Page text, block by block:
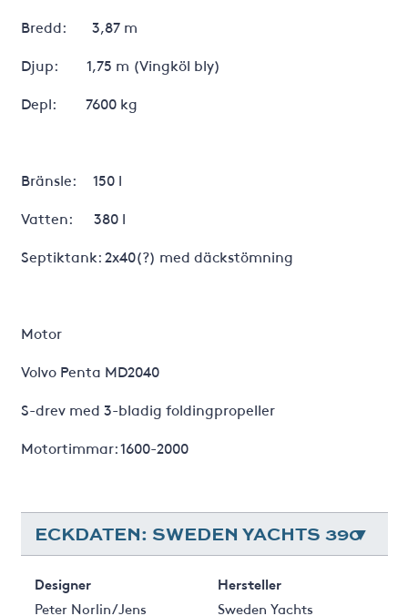
Bredd: 3,87 m
Djup: 1,75 m (Vingköl bly)
Depl: 7600 kg
Bränsle: 150 l
Vatten: 380 l
Septiktank: 2x40(?) med däckstömning
Motor
Volvo Penta MD2040
S-drev med 3-bladig foldingpropeller
Motortimmar: 1600-2000
ECKDATEN: SWEDEN YACHTS 390
Designer
Peter Norlin/Jens
Hersteller
Sweden Yachts